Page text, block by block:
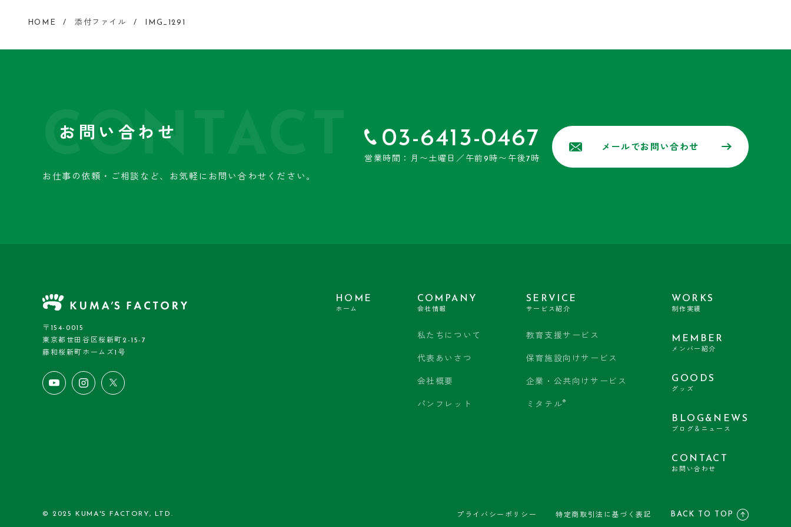
HOME 添付ファイル IMG_1291
CONTACT
お問い合わせ
お仕事の依頼・ご相談など、 お気軽にお問い合わせください。
03-6413-0467
営業時間：月〜土曜日／午前9時〜午後7時
メールでお問い合わせ
〒154-0015
東京都世田谷区桜新町2-15-7
藤和桜新町ホームズ1号
HOME
ホーム
COMPANY
会社情報
私たちについて
代表あいさつ
会社概要
パンフレット
SERVICE
サービス紹介
教育支援サービス
保育施設向けサービス
企業・公共向けサービス
ミタテル®
WORKS
制作実績
MEMBER
メンバー紹介
GOODS
グッズ
BLOG&NEWS
ブログ＆ニュース
CONTACT
お問い合わせ
プライバシーポリシー 特定商取引法に基づく表記 BACK TO TOP
© 2025 KUMA'S FACTORY, LTD.